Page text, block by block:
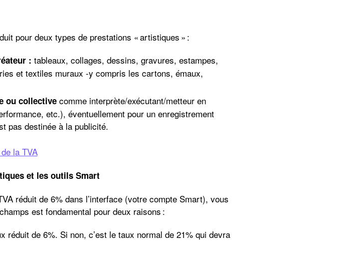
pour deux types de prestations « artistiques » :
: tableaux, collages, dessins, gravures, estampes,
et textiles muraux -y compris les cartons, émaux,
ou collectivecomme interprète/exécutant/metteur en
etc.), éventuellement pour un enregistrement
pas destinée à la publicité.
la TVA
et les outils Smart
réduit de 6% dans l’interface (votre compte Smart), vous
est fondamental pour deux raisons :
de 6%. Si non, c’est le taux normal de 21% qui devra